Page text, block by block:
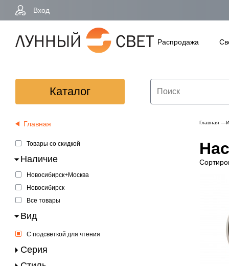
Вход
Распродажа
Каталог
Главная
Товары со скидкой
Наличие
Новосибирск+Москва
Новосибирск
Все товары
Вид
С подсветкой для чтения
Серия
Главная